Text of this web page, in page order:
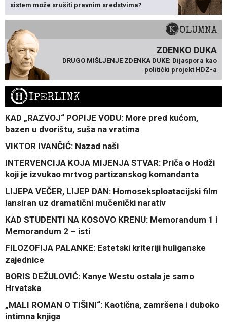
sistem može srušiti pravnim sredstvima?
KOLUMNA
ZDENKO DUKA
DRUGO MIŠLJENJE ZDENKA DUKE: Dijaspora kao
politički projekt HDZ-a
HIPERLINK
KAD „RAZVOJ“ POPIJE VODU: More pred kućom,
bazen u dvorištu, suša na vratima
VIKTOR IVANČIĆ: Nazad naši
INTERVENCIJA KOJA MIJENJA STVAR: Priča o Hodži
koji je izvukao mrtvog partizanskog komandanta
LIJEPA VEČER, LIJEP DAN: Homoseksploatacijski film
lansiran uz dramatični mučenički narativ
KAD STUDENTI NA KOSOVO KRENU: Memorandum 1 i
Memorandum 2 – isti
FILOZOFIJA PALANKE: Estetski kriteriji huliganske
zajednice
BORIS DEŽULOVIĆ: Kanye Westu ostala je samo
Hrvatska
„MALI ROMAN O TIŠINI“: Kaotična, zamršena i duboko
intimna knjiga